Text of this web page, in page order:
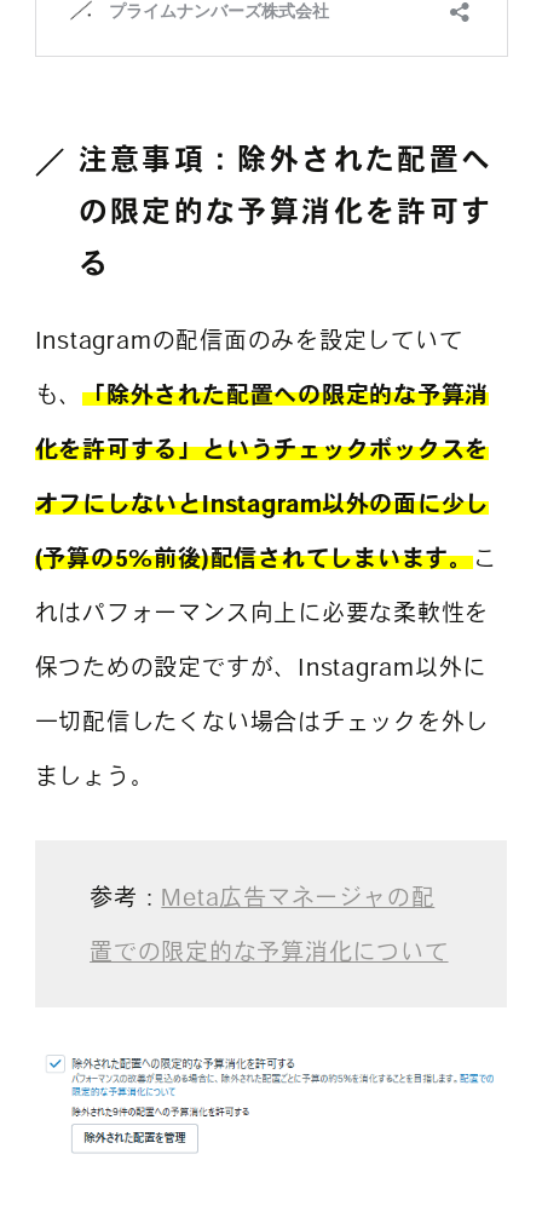
注意事項：除外された配置へ
の限定的な予算消化を許可す
る
Instagramの配信面のみを設定していて
も、「除外された配置への限定的な予算消
化を許可する」というチェックボックスを
オフにしないとInstagram以外の面に少し
(予算の5%前後)配信されてしまいます。こ
れはパフォーマンス向上に必要な柔軟性を
保つための設定ですが、Instagram以外に
一切配信したくない場合はチェックを外し
ましょう。
参考： Meta広告マネージャの配
置での限定的な予算消化について